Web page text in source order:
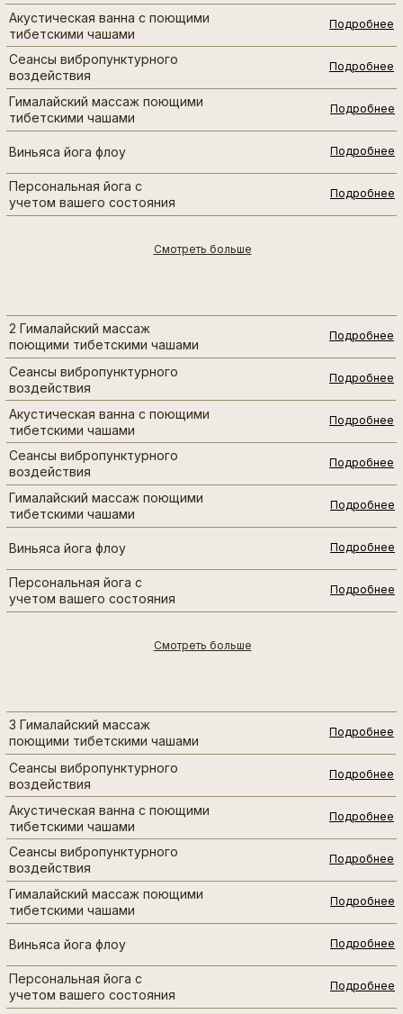
Акустическая ванна с поющими
тибетскими чашами
Подробнее
Сеансы вибропунктурного
воздействия
Подробнее
Гималайский массаж поющими
тибетскими чашами
Подробнее
Виньяса йога флоу Подробнее
Персональная йога с
учетом вашего состояния
Подробнее
Смотреть больше
2 Гималайский массаж
поющими тибетскими чашами
Подробнее
Сеансы вибропунктурного
воздействия
Подробнее
Акустическая ванна с поющими
тибетскими чашами
Подробнее
Сеансы вибропунктурного
воздействия
Подробнее
Гималайский массаж поющими
тибетскими чашами
Подробнее
Виньяса йога флоу Подробнее
Персональная йога с
учетом вашего состояния
Подробнее
Смотреть больше
3 Гималайский массаж
поющими тибетскими чашами
Подробнее
Сеансы вибропунктурного
воздействия
Подробнее
Акустическая ванна с поющими
тибетскими чашами
Подробнее
Сеансы вибропунктурного
воздействия
Подробнее
Гималайский массаж поющими
тибетскими чашами
Подробнее
Виньяса йога флоу Подробнее
Персональная йога с
учетом вашего состояния
Подробнее